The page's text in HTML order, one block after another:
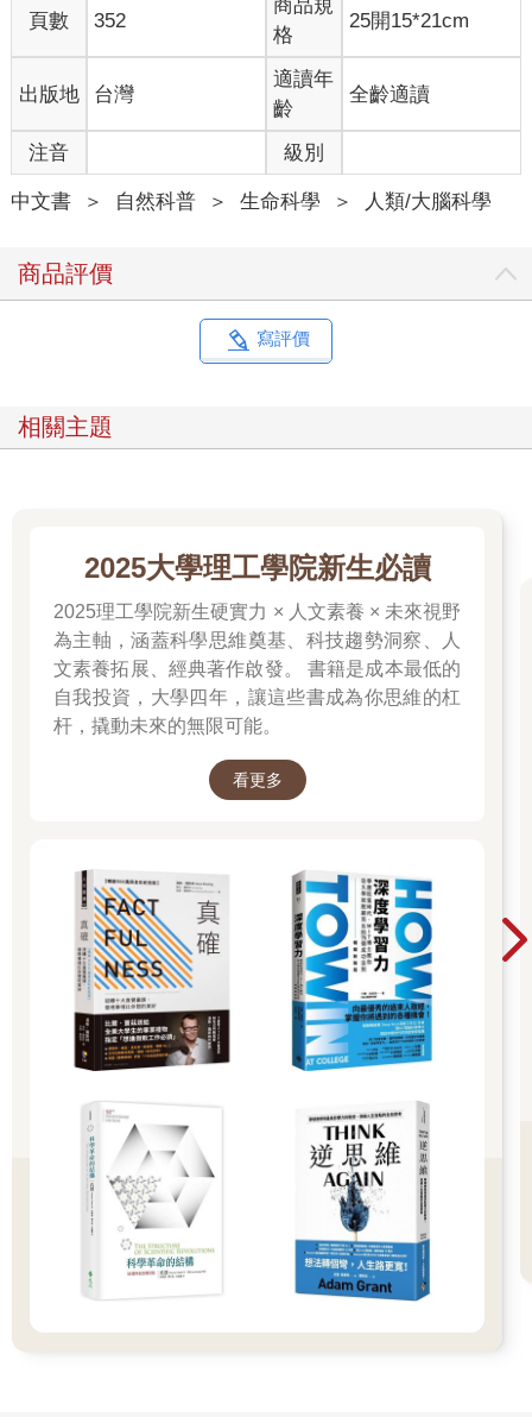
卻與年輕人一樣好，有時甚至更好。隨著年歲漸長，我們依然能
夠學習，卻較難專注於想要記住的細節，反倒常常記住無關緊要
除了年齡之外，讓你覺得自己的前額葉皮質有問題的因素多得不
得了。在現代世界裡，一心多用恐怕是最常見的罪魁禍首。我們
的對話、活動和會議不斷受到簡訊、電話的干擾，而我們本身又
常把注意力分散在好幾個目標上，使得問題更加嚴重。就算是神
經科學家也無法免於多工作業——在今天，幾乎每一場學術演講
而聽講、時而回電子郵件。很多人甚至對一心多用的能力很自
豪，但同時做兩件事很難不用付出代價。為了達成目標，前額葉
迅速換來換去，這項美妙的能力就會消失。
加州大學舊金山分校神經科學家安卡佛（Melina Uncapher）的團
思是在不同媒體的訊息間切換會妨礙記憶，例如一下子看簡訊、
一下子看電子郵件。更嚴重的是，習慣重度媒體多工的人，平均
授，他經常這樣說：「沒有所謂一心多用；你只是輪流把不同的
前額葉的功能也會遭到一些健康問題的破壞。例如高血壓和糖尿
病會傷害白質，這是大腦各區域間相互溝通的神經纖維通路。我
和同事發現，與年齡相關的白質損傷，似乎會讓前額葉皮質失去
跟大腦其他部分的聯繫——請試著想像這名執行長被單獨鎖在房
間裡，無法使用電話和網路。感染疾病後如果造成腦部的發炎，
人，注意力和記憶力等執行功能出現衰退，而且前額葉皮質部分
區域的結構發生改變。一旦前額葉的運作發生改變，就可能導致
症時，有機率出現腦霧的症狀。
如果我們生活時忽視自己的身心健康，也可能使前額葉皮質暫時
失能。例如睡眠剝奪可能對前額葉皮質和記憶造成毀滅性的打
擊。酒精也對前額葉皮質帶來負面影響，有些研究顯示這些影響
在大量喝酒後還會持續好幾天。我們在後面的章節將探討，壓力
會破壞前額葉的運作。如果你在充滿壓力的一週工作之後，熬夜
喝酒又不停滑手機看網路新聞，然後發現自己整個週末都在跟腦
霧奮戰，不用太驚訝。
然那些事可能跟你想的不一樣。你的腦是身體的一部分，所以任
何對身體有幫助的事情，對你的腦都有幫助，進一步也對記憶有
幫助。例如充足的睡眠、適度的運動、健康的飲食，這些事物都
有益於你的生理和心理健康，也有益於你的前額葉皮質。有氧運
動如跑步，能促進腦部化學物質釋放，進而提升神經可塑性，改
善為腦運送氧氣和能量的血管系統，降低發炎並減少罹患腦血管
疾病和糖尿病的可能性。運動也會改善睡眠、降低壓力，而睡眠
不足和壓力過高正是耗盡前額葉資源的兩大元凶。這些因素會一
同作用，影響記憶功能在我們年齡增長時的維持狀況。有一項令
人敬佩的研究，追蹤了多達兩萬九千人的記憶表現，發現那些在
頁數 352
商品規
格
25開15*21cm
出版地 台灣
適讀年
齡
全齡適讀
注音 級別
中文書 ＞ 自然科普 ＞ 生命科學 ＞ 人類/大腦科學
商品評價
寫評價
相關主題
2025大學理工學院新生必讀
2025理工學院新生硬實力 × 人文素養 × 未來視野
為主軸，涵蓋科學思維奠基、科技趨勢洞察、人
文素養拓展、經典著作啟發。 書籍是成本最低的
自我投資，大學四年，讓這些書成為你思維的杠
杆，撬動未來的無限可能。
看更多